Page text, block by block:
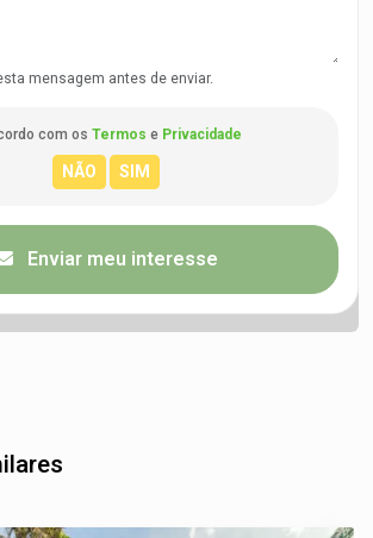
mensagem antes de enviar.
com os Termos e Privacidade
Enviar meu interesse